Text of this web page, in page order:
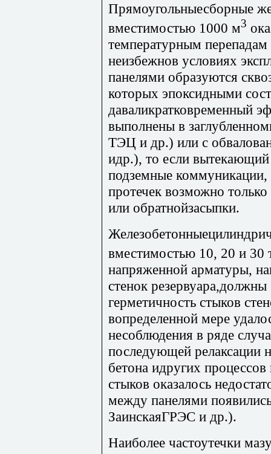
Прямоугольныесборные
вместимостью 1000 м3
температурным
неизбежнов условиях
панелями образуются
которых эпоксидными
даваликратковременный
выполнены в
ТЭЦ и др.) или с
идр.), то если вытекающий
подземные коммуникации,
протечек возможно
или обратнойзасыпки.
вместимостью 10, 20 и 30
напряженной арматуры,
стенок
герметичность стыков
вопределенной мере
несоблюдения в ряде
последующей релаксации
бетона идругих
стыков оказалось
между панелями
ЗаинскаяГРЭС и др.).
Наиболее частоутечки